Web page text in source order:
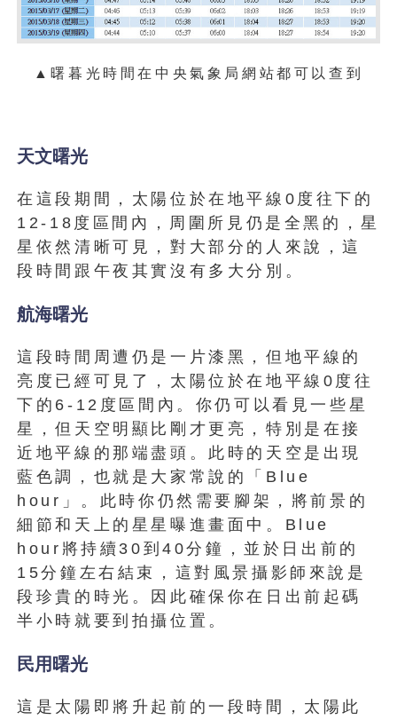
▲曙暮光時間在中央氣象局網站都可以查到
天文曙光
在這段期間，太陽位於在地平線0度往下的
12-18度區間內，周圍所見仍是全黑的，星
星依然清晰可見，對大部分的人來說，這
段時間跟午夜其實沒有多大分別。
航海曙光
這段時間周遭仍是一片漆黑，但地平線的
亮度已經可見了，太陽位於在地平線0度往
下的6-12度區間內。你仍可以看見一些星
星，但天空明顯比剛才更亮，特別是在接
近地平線的那端盡頭。此時的天空是出現
藍色調，也就是大家常說的「Blue
hour」。此時你仍然需要腳架，將前景的
細節和天上的星星曝進畫面中。Blue
hour將持續30到40分鐘，並於日出前的
15分鐘左右結束，這對風景攝影師來說是
段珍貴的時光。因此確保你在日出前起碼
半小時就要到拍攝位置。
民用曙光
這是太陽即將升起前的一段時間，太陽此